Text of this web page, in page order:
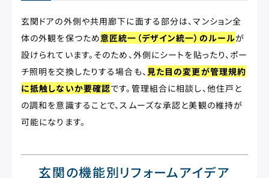
玄関ドアの外側や共用廊下に面する部分は、マンション全
体の外観を保つため意匠統一（デザイン統一）のルールが
設けられています。そのため、外側にシートを貼ったり、ポー
チ照明を交換したりする場合も、見た目の変更が管理規約
に抵触しないか要確認です。管理組合に相談し、他住戸と
の調和を意識することで、スムーズな承認と美観の維持が
可能になります。
玄関の機能別リフォームアイデア